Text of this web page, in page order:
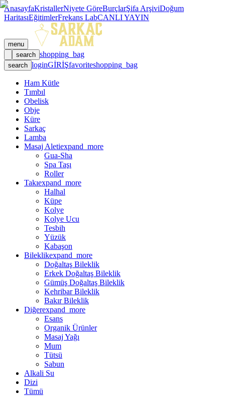
AnasayfaKristallerNiyete GöreBurçlarŞifa ArşiviDoğum
HaritasıEğitimlerFrekans LabCANLI YAYIN
menu
search shopping_bag
search loginGİRİŞfavoriteshopping_bag
Ham Kütle
Tımbıl
Obelisk
Obje
Küre
Sarkaç
Lamba
Masaj Aletiexpand_more
Gua-Sha
Spa Taşı
Roller
Takıexpand_more
Halhal
Küpe
Kolye
Kolye Ucu
Tesbih
Yüzük
Kabaşon
Bileklikexpand_more
Doğaltaş Bileklik
Erkek Doğaltaş Bileklik
Gümüş Doğaltaş Bileklik
Kehribar Bileklik
Bakır Bileklik
Diğerexpand_more
Esans
Organik Ürünler
Masaj Yağı
Mum
Tütsü
Sabun
Alkali Su
Dizi
Tümü